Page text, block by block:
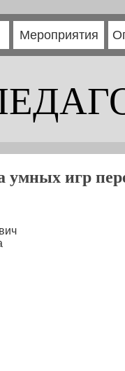
Мероприятия
умных игр